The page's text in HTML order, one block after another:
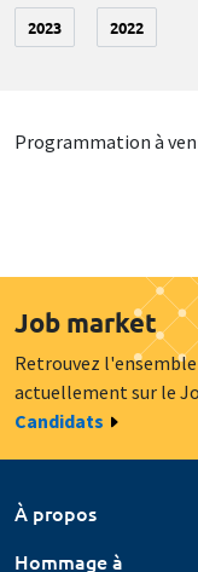
2023 2022
Programmation à
Job market
Retrouvez
actuellement sur le
Candidats
À propos
Hommage à